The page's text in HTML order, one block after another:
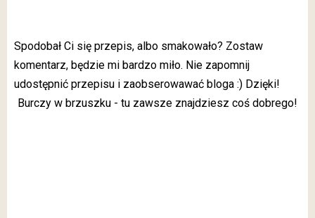
Spodobał Ci się przepis, albo smakowało? Zostaw
komentarz, będzie mi bardzo miło. Nie zapomnij
udostępnić przepisu i zaobserowawać bloga :) Dzięki!
Burczy w brzuszku - tu zawsze znajdziesz coś dobrego!